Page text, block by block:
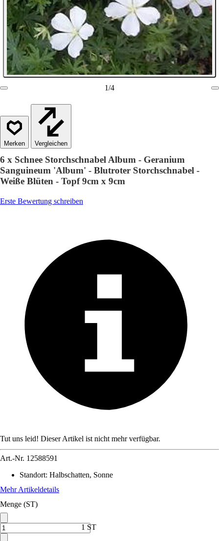
1/4
Vergleichen
6 x Schnee Storchschnabel Album - Geranium
Sanguineum 'Album' - Blutroter Storchschnabel -
Weiße Blüten - Topf 9cm x 9cm
Erste Bewertung schreiben
Tut uns leid! Dieser Artikel ist nicht mehr verfügbar.
Art.-Nr. 12588591
Standort: Halbschatten, Sonne
Mehr Artikeldetails
Menge (ST)
1 ST